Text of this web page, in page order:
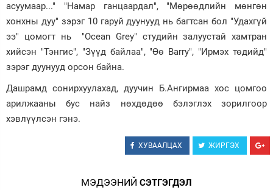
асуумаар..." "Намар ганцаардал", "Мөрөөдлийн мөнгөн
хонхны дуу" зэрэг 10 гаруй дуунууд нь багтсан бол "Удахгүй
ээ" цомогт нь "Ocean Grey" студийн залуустай хамтран
хийсэн "Тэнгис", "Зүүд байлаа", "Өө Barry", "Ирмэх төдийд"
зэрэг дуунууд орсон байна.
Дашрамд сонирхуулахад, дуучин Б.Ангирмаа хос цомгоо
арилжааны бус найз нөхдөдөө бэлэглэх зорилгоор
хэвлүүлсэн гэнэ.
ХУВААЛЦАХ ЖИРГЭХ
МЭДЭЭНИЙ СЭТГЭГДЭЛ